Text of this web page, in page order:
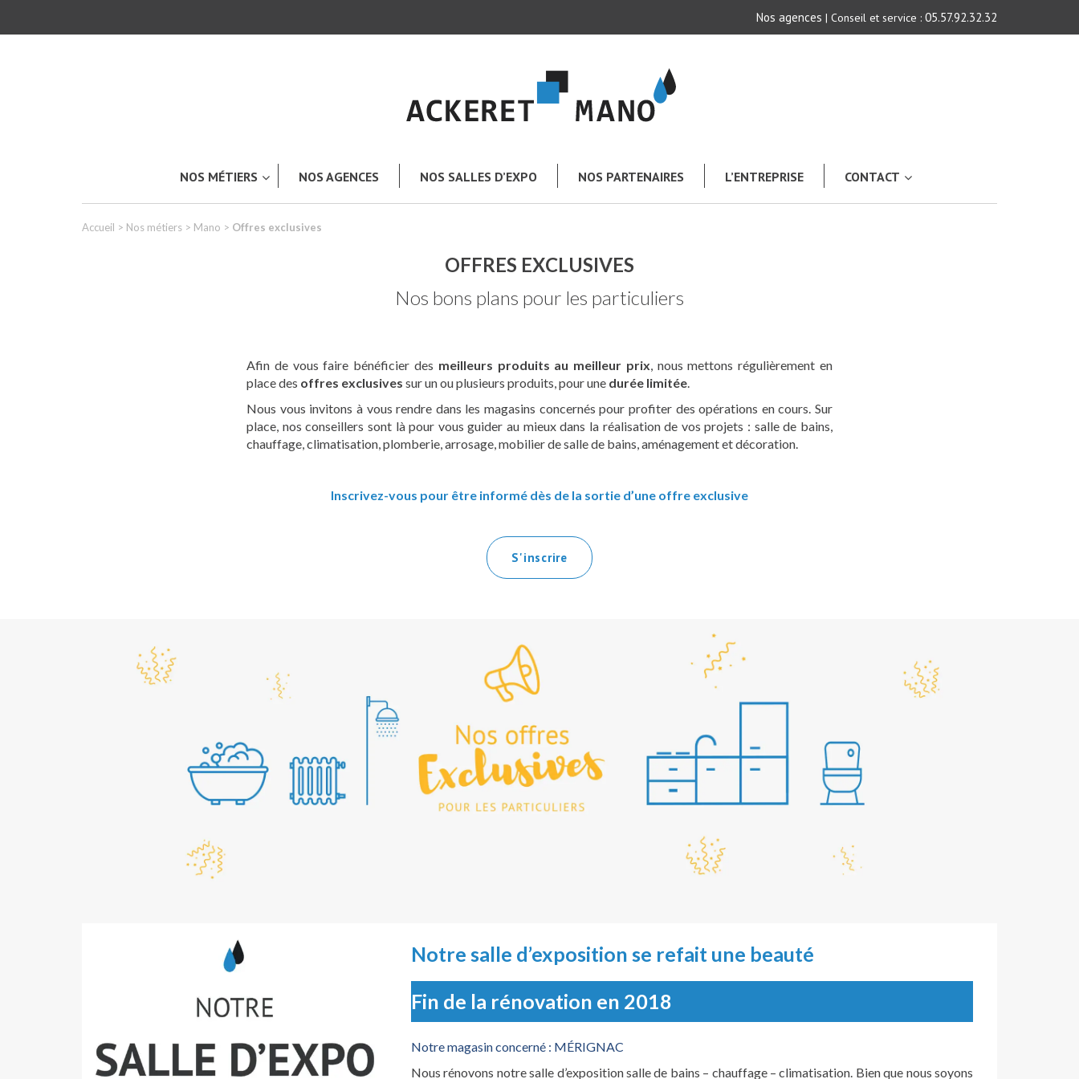
Nos agences | Conseil et service : 05.57.92.32.32
NOS MÉTIERS
Salle de bains
Collectivités – Accessibilité
NOS CATALOGUES
Catalogue salle de bains
Catalogue collectivités – accessibilité
OFFRES EXCLUSIVES
NOS AGENCES NOS SALLES D’EXPO NOS PARTENAIRES L’ENTREPRISE CONTACT
Accueil > Nos métiers > Mano > Offres exclusives
OFFRES EXCLUSIVES
Nos bons plans pour les particuliers
Afin de vous faire bénéficier des meilleurs produits au meilleur prix, nous mettons régulièrement en
place des offres exclusives sur un ou plusieurs produits, pour une durée limitée.
Nous vous invitons à vous rendre dans les magasins concernés pour profiter des opérations en cours. Sur
place, nos conseillers sont là pour vous guider au mieux dans la réalisation de vos projets : salle de bains,
chauffage, climatisation, plomberie, arrosage, mobilier de salle de bains, aménagement et décoration.
Inscrivez-vous pour être informé dès de la sortie d’une offre exclusive
S'inscrire
Notre salle d’exposition se refait une beauté
Fin de la rénovation en 2018
Notre magasin concerné : MÉRIGNAC
Nous rénovons notre salle d’exposition salle de bains – chauffage – climatisation. Bien que nous soyons